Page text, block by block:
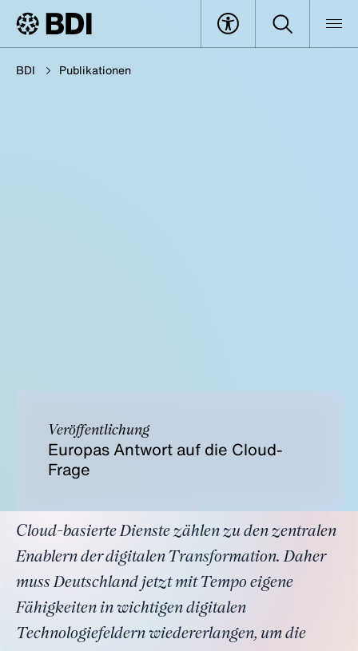
BDI Publikationen
Veröffentlichung
Europas Antwort auf die Cloud-
Frage
Cloud-basierte Dienste zählen zu den zentralen
Enablern der digitalen Transformation. Daher
muss Deutschland jetzt mit Tempo eigene
Fähigkeiten in wichtigen digitalen
Technologiefeldern wiedererlangen, um die